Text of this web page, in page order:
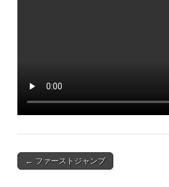
Post← ファーストジャンプ